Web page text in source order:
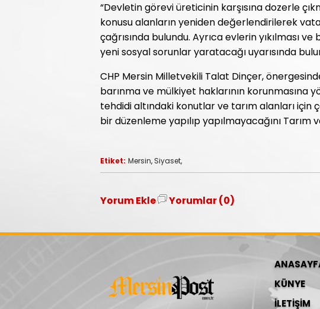
“Devletin görevi üreticinin karşısına dozerle
konusu alanların yeniden değerlendirilerek
çağrısında bulundu. Ayrıca evlerin yıkılması
yeni sosyal sorunlar yaratacağı uyarısında
CHP Mersin Milletvekili Talat Dinçer,
barınma ve mülkiyet haklarının korunmasına
tehdidi altındaki konutlar ve tarım alanları için
bir düzenleme yapılıp yapılmayacağını
Etiket: Mersin, Siyaset,
Yorum Ekle Yorumlar (0)
KÜNYE
İLETİŞİM